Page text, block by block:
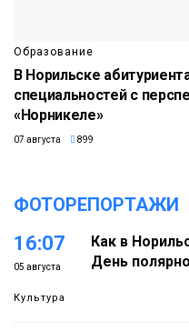
Образование
В Норильске
специальностей с
«Норникеле»
07 августа 899
ФОТОРЕПОРТАЖИ
16:07
05 августа
Культура
Как в
День